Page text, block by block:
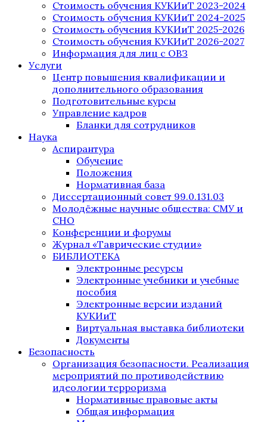
Стоимость обучения КУКИиТ 2023-2024
Стоимость обучения КУКИиТ 2024-2025
Стоимость обучения КУКИиТ 2025-2026
Стоимость обучения КУКИиТ 2026-2027
Информация для лиц с ОВЗ
Услуги
Центр повышения квалификации и
дополнительного образования
Подготовительные курсы
Управление кадров
Бланки для сотрудников
Наука
Аспирантура
Обучение
Положения
Нормативная база
Диссертационный совет 99.0.131.03
Молодёжные научные общества: СМУ и
СНО
Конференции и форумы
Журнал «Таврические студии»
БИБЛИОТЕКА
Электронные ресурсы
Электронные учебники и учебные
пособия
Электронные версии изданий
КУКИиТ
Виртуальная выставка библиотеки
Документы
Безопасность
Организация безопасности. Реализация
мероприятий по противодействию
идеологии терроризма
Нормативные правовые акты
Общая информация